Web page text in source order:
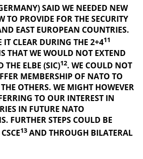
SAID WE NEEDED NEW
TO PROVIDE FOR THE SECURITY
EAST EUROPEAN COUNTRIES.
IT CLEAR DURING THE 2+411
THAT WE WOULD NOT EXTEND
THE ELBE (SIC)12. WE COULD NOT
MEMBERSHIP OF NATO TO
OTHERS. WE MIGHT HOWEVER
TO OUR INTEREST IN
IN FUTURE NATO
FURTHER STEPS COULD BE
13 AND THROUGH BILATERAL